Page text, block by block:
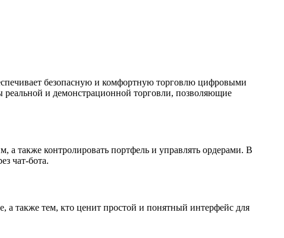
безопасную и комфортную торговлю цифровыми
и демонстрационной торговли, позволяющие
а также контролировать портфель и управлять ордерами. В
чат-бота.
а также тем, кто ценит простой и понятный интерфейс для